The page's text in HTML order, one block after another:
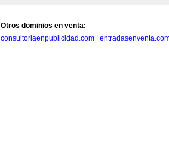
Otros dominios en venta:
consultoriaenpublicidad.com